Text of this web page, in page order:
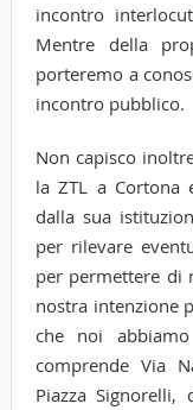
incontro
Mentre della
porteremo a
incontro pubblico.
Non capisco
la ZTL a Cortona
dalla sua
per rilevare
per permettere di
nostra intenzione
che noi
comprende Via
Piazza